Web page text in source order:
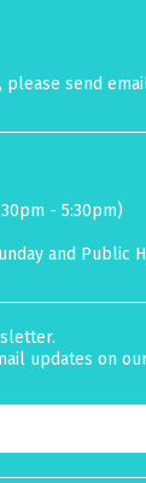
please send
- 5:30pm)
and Public
updates on